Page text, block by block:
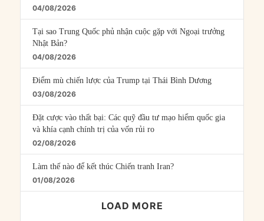
04/08/2026
Tại sao Trung Quốc phủ nhận cuộc gặp với Ngoại trưởng
Nhật Bản?
04/08/2026
Điểm mù chiến lược của Trump tại Thái Bình Dương
03/08/2026
Đặt cược vào thất bại: Các quỹ đầu tư mạo hiểm quốc gia
và khía cạnh chính trị của vốn rủi ro
02/08/2026
Làm thế nào để kết thúc Chiến tranh Iran?
01/08/2026
LOAD MORE